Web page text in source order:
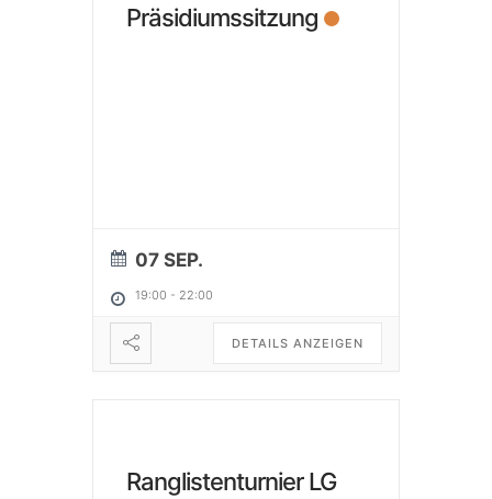
Präsidiumssitzung
07 SEP.
19:00 - 22:00
DETAILS ANZEIGEN
Ranglistenturnier LG